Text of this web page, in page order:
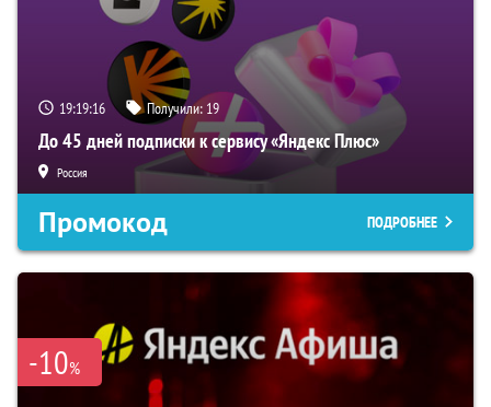
19:19:15 Получили: 19
До 45 дней подписки к сервису «Яндекс Плюс»
Россия
Промокод ПОДРОБНЕЕ
-10%